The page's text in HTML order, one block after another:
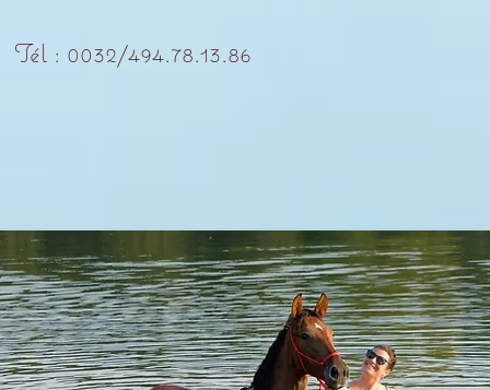
​Tél : 0032/494.78.13.86